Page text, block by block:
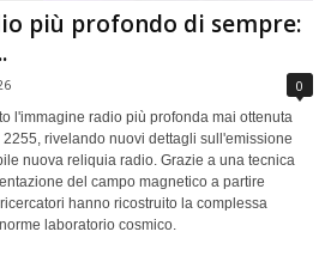
più profondo di sempre:
0
l'immagine radio più profonda mai ottenuta
rivelando nuovi dettagli sull'emissione
nuova reliquia radio. Grazie a una tecnica
del campo magnetico a partire
hanno ricostruito la complessa
laboratorio cosmico.